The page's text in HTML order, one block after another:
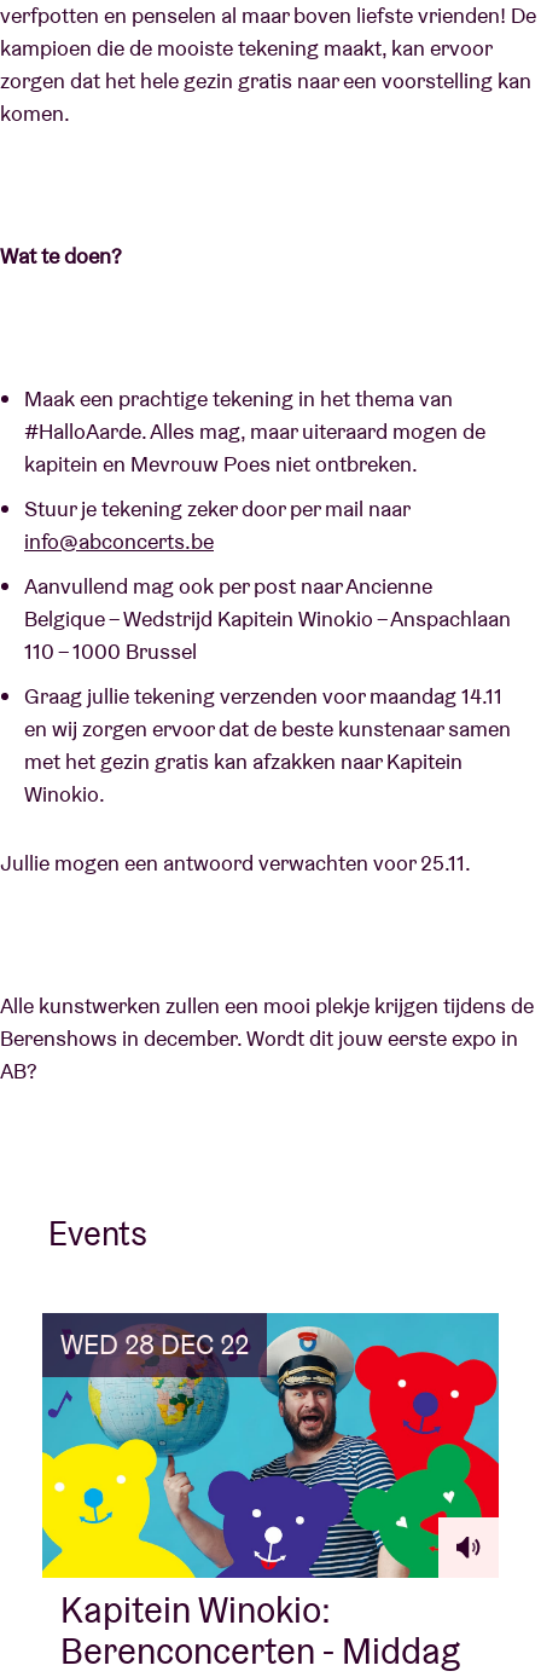
verfpotten en penselen al maar boven liefste vrienden! De
kampioen die de mooiste tekening maakt, kan ervoor
zorgen dat het hele gezin gratis naar een voorstelling kan
komen.
Wat te doen?
Maak een prachtige tekening in het thema van
#HalloAarde. Alles mag, maar uiteraard mogen de
kapitein en Mevrouw Poes niet ontbreken.
Stuur je tekening zeker door per mail naar
info@abconcerts.be
Aanvullend mag ook per post naar Ancienne
Belgique – Wedstrijd Kapitein Winokio – Anspachlaan
110 – 1000 Brussel
Graag jullie tekening verzenden voor maandag 14.11
en wij zorgen ervoor dat de beste kunstenaar samen
met het gezin gratis kan afzakken naar Kapitein
Winokio.
Jullie mogen een antwoord verwachten voor 25.11.
Alle kunstwerken zullen een mooi plekje krijgen tijdens de
Berenshows in december. Wordt dit jouw eerste expo in
AB?
Events
WED 28 DEC 22
Kapitein Winokio:
Berenconcerten - Middag